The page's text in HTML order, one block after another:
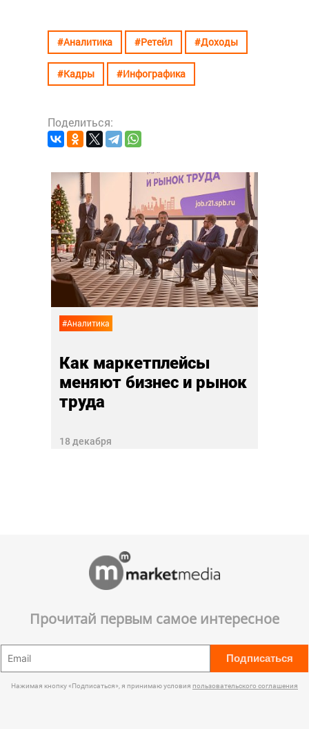
#Аналитика #Ретейл #Доходы
#Кадры #Инфографика
Поделиться:
#Аналитика
Как маркетплейсы
меняют бизнес и рынок
труда
18 декабря
Прочитай первым самое интересное
Подписаться
Нажимая кнопку «Подписаться», я принимаю условия пользовательского соглашения